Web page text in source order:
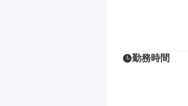
勤務時間